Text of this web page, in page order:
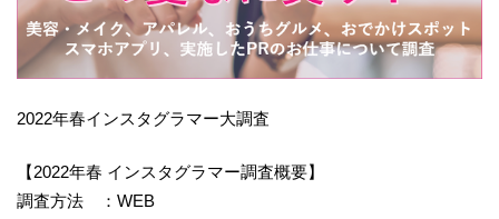
2022年春インスタグラマー大調査
【2022年春 インスタグラマー調査概要】
調査方法 ：WEB